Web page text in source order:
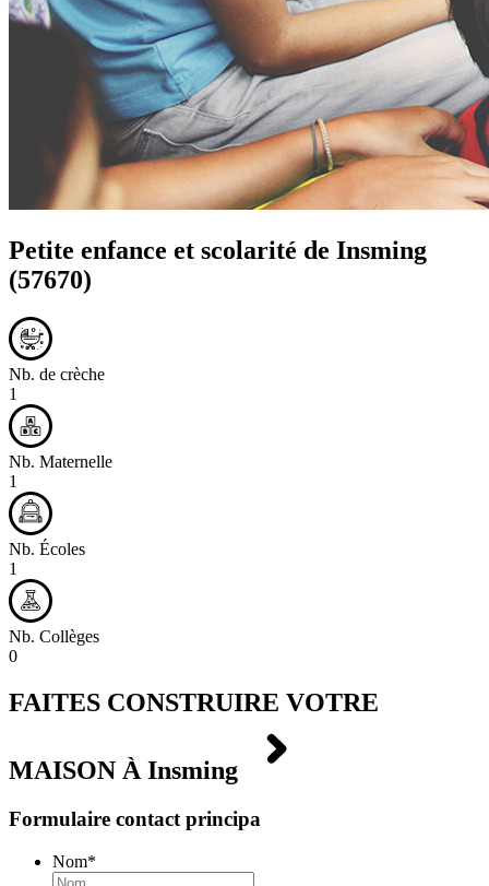
Petite enfance et scolarité de Insming
(57670)
Nb. de crèche
1
Nb. Maternelle
1
Nb. Écoles
1
Nb. Collèges
0
FAITES CONSTRUIRE VOTRE
MAISON À Insming
Formulaire contact principa
Nom*